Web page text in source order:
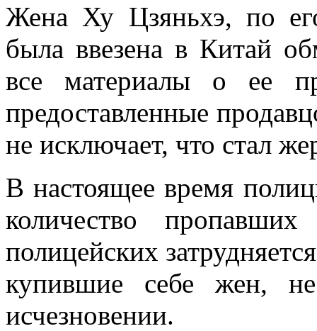
Жена Ху Цзяньхэ, по
была ввезена в Китай
все материалы о ее
предоставленные
не исключает, что стал
В настоящее время
количество
полицейских
купившие себе жен,
исчезновении.